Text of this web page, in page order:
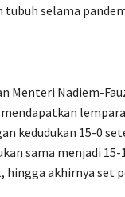
selama
Menteri Nadiem-
kedudukan 15-0
sama menjadi
hingga akhirnya set